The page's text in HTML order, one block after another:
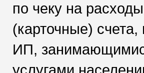
по чеку на
(карточные)
ИП,